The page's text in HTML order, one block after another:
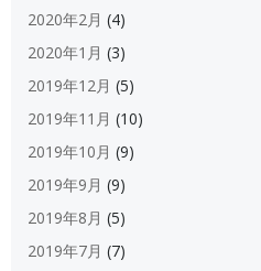
2020年2月 (4)
2020年1月 (3)
2019年12月 (5)
2019年11月 (10)
2019年10月 (9)
2019年9月 (9)
2019年8月 (5)
2019年7月 (7)